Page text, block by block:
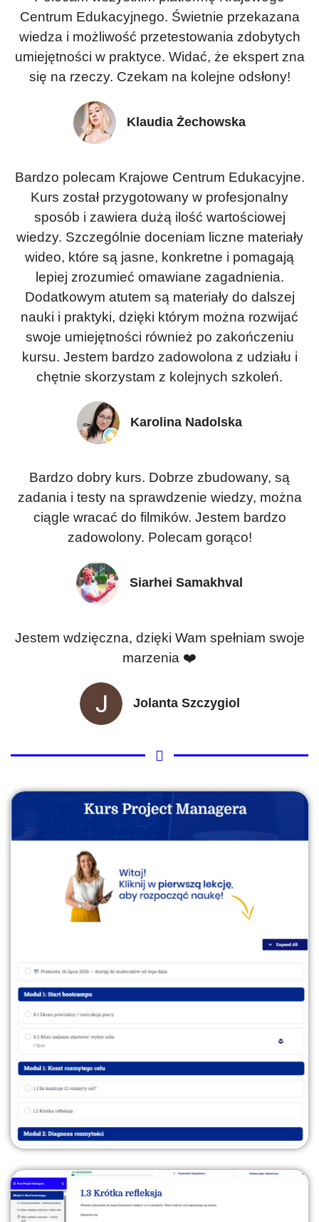
Centrum Edukacyjnego. Świetnie przekazana
wiedza i możliwość przetestowania zdobytych
umiejętności w praktyce. Widać, że ekspert zna
się na rzeczy. Czekam na kolejne odsłony!
Klaudia Żechowska
Bardzo polecam Krajowe Centrum Edukacyjne.
Kurs został przygotowany w profesjonalny
sposób i zawiera dużą ilość wartościowej
wiedzy. Szczególnie doceniam liczne materiały
wideo, które są jasne, konkretne i pomagają
lepiej zrozumieć omawiane zagadnienia.
Dodatkowym atutem są materiały do dalszej
nauki i praktyki, dzięki którym można rozwijać
swoje umiejętności również po zakończeniu
kursu. Jestem bardzo zadowolona z udziału i
chętnie skorzystam z kolejnych szkoleń.
Karolina Nadolska
Bardzo dobry kurs. Dobrze zbudowany, są
zadania i testy na sprawdzenie wiedzy, można
ciągle wracać do filmików. Jestem bardzo
zadowolony. Polecam gorąco!
Siarhei Samakhval
Jestem wdzięczna, dzięki Wam spełniam swoje
marzenia ❤️
Jolanta Szczygiol